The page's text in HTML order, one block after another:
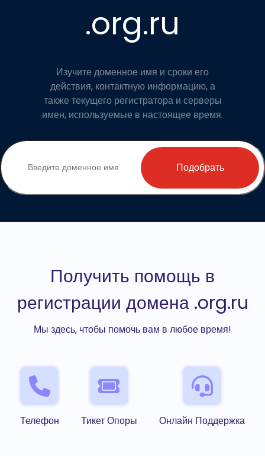
.org.ru
Изучите доменное имя и сроки его
действия, контактную информацию, а
также текущего регистратора и серверы
имен, используемые в настоящее время.
Подобрать
Получить помощь в
регистрации домена .org.ru
Мы здесь, чтобы помочь вам в любое время!
Телефон Тикет Опоры Онлайн Поддержка